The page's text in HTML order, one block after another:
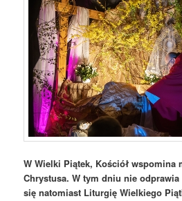
W Wielki Piątek, Kościół wspomina
Chrystusa. W tym dniu nie
się natomiast Liturgię Wielkiego